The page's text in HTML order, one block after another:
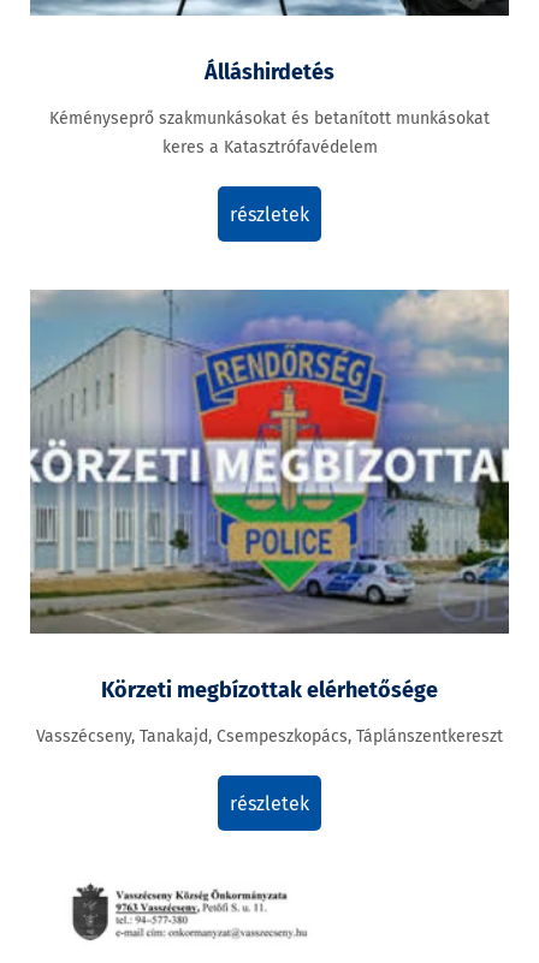
Álláshirdetés
Kéményseprő szakmunkásokat és betanított munkásokat
keres a Katasztrófavédelem
részletek
Körzeti megbízottak elérhetősége
Vasszécseny, Tanakajd, Csempeszkopács, Táplánszentkereszt
részletek